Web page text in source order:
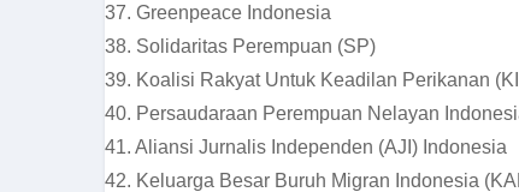
37. Greenpeace Indonesia
38. Solidaritas Perempuan (SP)
39. Koalisi Rakyat Untuk Keadilan Perikanan
40. Persaudaraan Perempuan Nelayan
41. Aliansi Jurnalis Independen (AJI) Indonesia
42. Keluarga Besar Buruh Migran Indonesia